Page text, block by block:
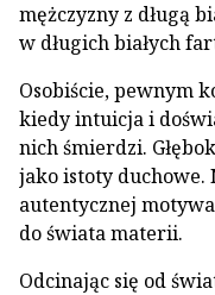
mężczyzny z długą
w długich białych
Osobiście, pewnym
kiedy intuicja i
nich śmierdzi.
jako istoty duchowe.
autentycznej
do świata materii.
Odcinając się od